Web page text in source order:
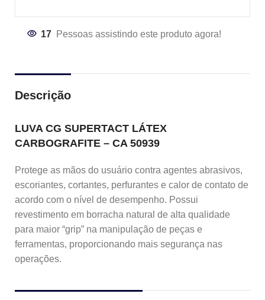
17 Pessoas assistindo este produto agora!
Descrição
LUVA CG SUPERTACT LÁTEX
CARBOGRAFITE – CA 50939
Protege as mãos do usuário contra agentes abrasivos,
escoriantes, cortantes, perfurantes e calor de contato de
acordo com o nível de desempenho. Possui
revestimento em borracha natural de alta qualidade
para maior “grip” na manipulação de peças e
ferramentas, proporcionando mais segurança nas
operações.